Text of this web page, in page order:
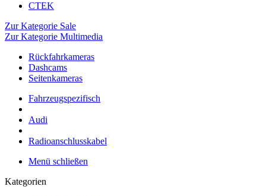
CTEK
Zur Kategorie Sale
Zur Kategorie Multimedia
Rückfahrkameras
Dashcams
Seitenkameras
Fahrzeugspezifisch
Audi
Radioanschlusskabel
Menü schließen
Kategorien